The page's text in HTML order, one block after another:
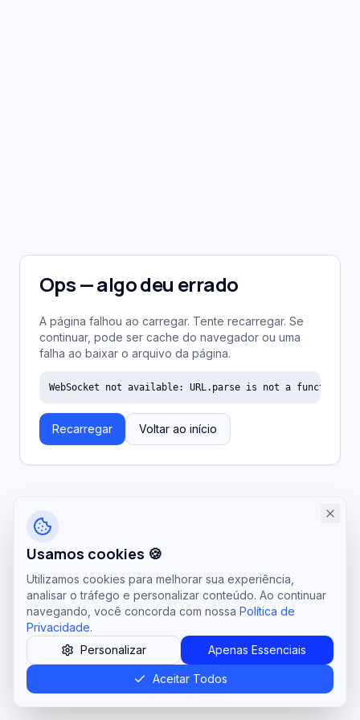
Ops — algo deu errado
A página falhou ao carregar. Tente recarregar. Se
continuar, pode ser cache do navegador ou uma
falha ao baixar o arquivo da página.
WebSocket not available: URL.parse is not a function
Recarregar Voltar ao início
Usamos cookies 🍪
Utilizamos cookies para melhorar sua experiência,
analisar o tráfego e personalizar conteúdo. Ao continuar
navegando, você concorda com nossa Política de
Privacidade.
Personalizar
Apenas Essenciais
Aceitar Todos